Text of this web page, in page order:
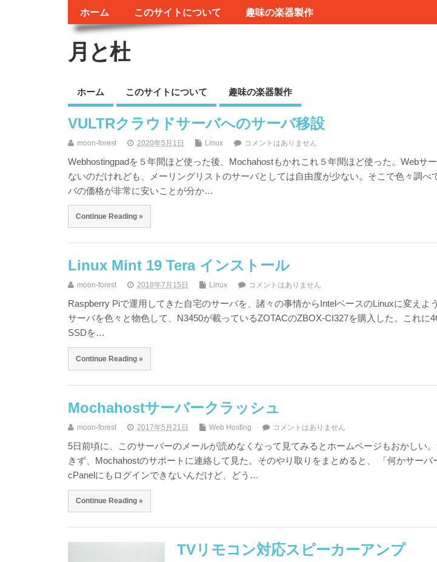
ホーム このサイトについて 趣味の楽器製作
月と杜
ホーム このサイトについて 趣味の楽器製作
VULTRクラウドサーバへのサーバ移設
moon-forest 2020年5月1日 Linux コメントはありません
Webhostingpadを５年間ほど使った後、Mochahostもかれこれ５年間ほど使った。Webサ
ないのだけれども、メーリングリストのサーバとしては自由度が少ない。そこで色々調べ
バの価格が非常に安いことが分か…
Continue Reading »
Linux Mint 19 Tera インストール
moon-forest 2018年7月15日 Linux コメントはありません
Raspberry Piで運用してきた自宅のサーバを、諸々の事情からIntelベースのLinuxに変えよ
サーバを色々と物色して、N3450が載っているZOTACのZBOX-CI327を購入した。これに
SSDを…
Continue Reading »
Mochahostサーバークラッシュ
moon-forest 2017年5月21日 Web Hosting コメントはありません
5日前頃に、このサーバーのメールが読めなくなって見てみるとホームページもおかしい
きず、Mochahostのサポートに連絡して見た。そのやり取りをまとめると、 「何かサーバ
cPanelにもログインできないんだけど、どう…
Continue Reading »
TVリモコン対応スピーカーアンプ